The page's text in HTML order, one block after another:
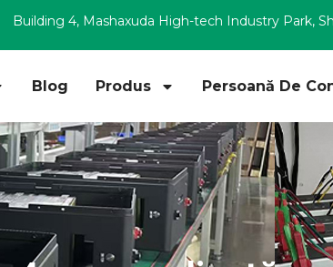
Building 4, Mashaxuda High-tech Industry Park,
Blog Produs Persoană De